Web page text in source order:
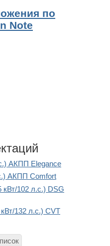
по
Note
АКПП Elegance
АКПП Comfort
кВт/102 л.с.) DSG
132 л.с.) CVT